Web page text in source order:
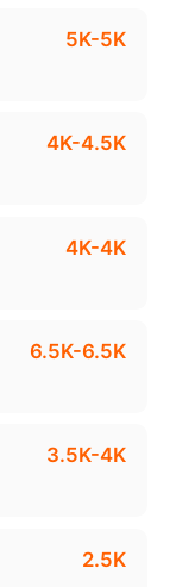
5K-5K
4K-4.5K
4K-4K
6.5K-6.5K
3.5K-4K
2.5K